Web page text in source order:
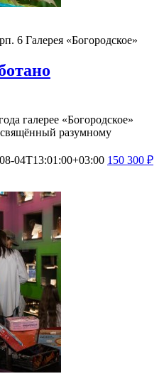
6 Галерея «Богородское»
галерее «Богородское»
разумному
04T13:01:00+03:00 150 300 ₽